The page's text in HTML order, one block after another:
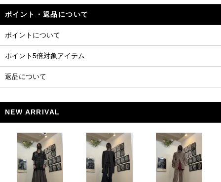
ポイント・返品について
ポイントについて
ポイント5倍対象アイテム
返品について
NEW ARRIVAL